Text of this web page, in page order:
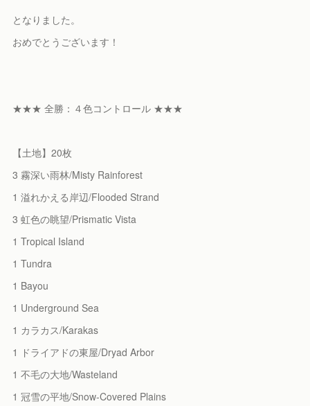
となりました。
おめでとうございます！
★★★ 全勝：４色コントロール ★★★
【土地】20枚
3 霧深い雨林/Misty Rainforest
1 溢れかえる岸辺/Flooded Strand
3 虹色の眺望/Prismatic Vista
1 Tropical Island
1 Tundra
1 Bayou
1 Underground Sea
1 カラカス/Karakas
1 ドライアドの東屋/Dryad Arbor
1 不毛の大地/Wasteland
1 冠雪の平地/Snow-Covered Plains